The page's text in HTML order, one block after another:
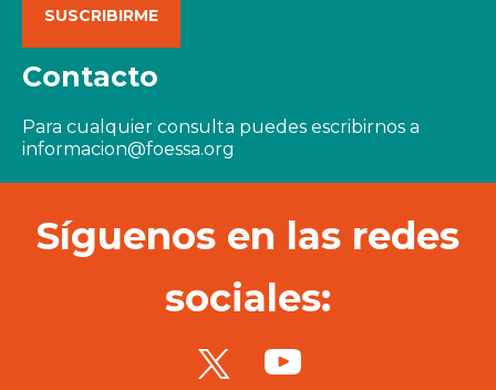
Contacto
Para cualquier consulta puedes escribirnos a
informacion@foessa.org
Síguenos en las redes
sociales: